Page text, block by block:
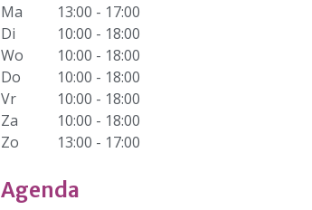
Contact
Webshop
Ma
Di
Wo
Do
Vr
Za
Zo
13:00 - 17:00
10:00 - 18:00
10:00 - 18:00
10:00 - 18:00
10:00 - 18:00
10:00 - 18:00
13:00 - 17:00
Agenda